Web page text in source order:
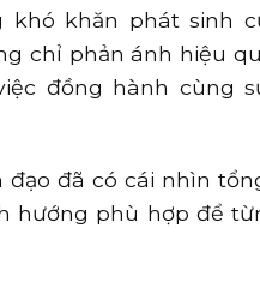
khăn phát sinh
chỉ phản ánh hiệu
đồng hành cùng
đạo đã có cái nhìn
hướng phù hợp để